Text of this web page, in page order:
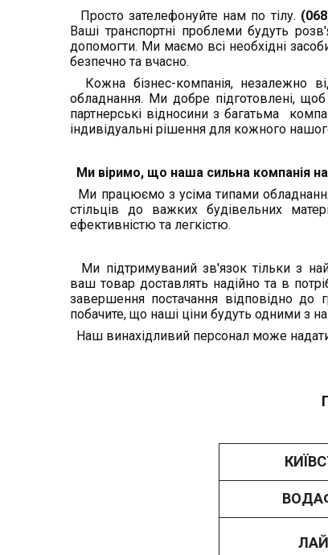
Просто зателефонуйте нам по тілу.
Ваші транспортні проблеми будуть
допомогти. Ми маємо всі необхідні
безпечно та вчасно.
Кожна бізнес-компанія, незалежно
обладнання. Ми добре підготовлені,
партнерські відносини з багатьма
індивідуальні рішення для кожного
Ми віримо, що наша сильна компанія
Ми працюємо з усіма типами
стільців до важких будівельних
ефективністю та легкістю.
Ми підтримуваний зв'язок тільки з
ваш товар доставлять надійно та в
завершення постачання відповідно
побачите, що наші ціни будуть одними з
Наш винахідливий персонал може